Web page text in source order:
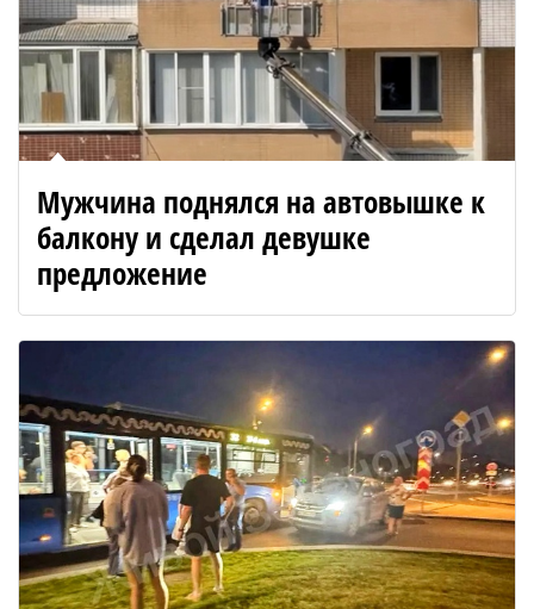
Мужчина поднялся на автовышке к
балкону и сделал девушке
предложение